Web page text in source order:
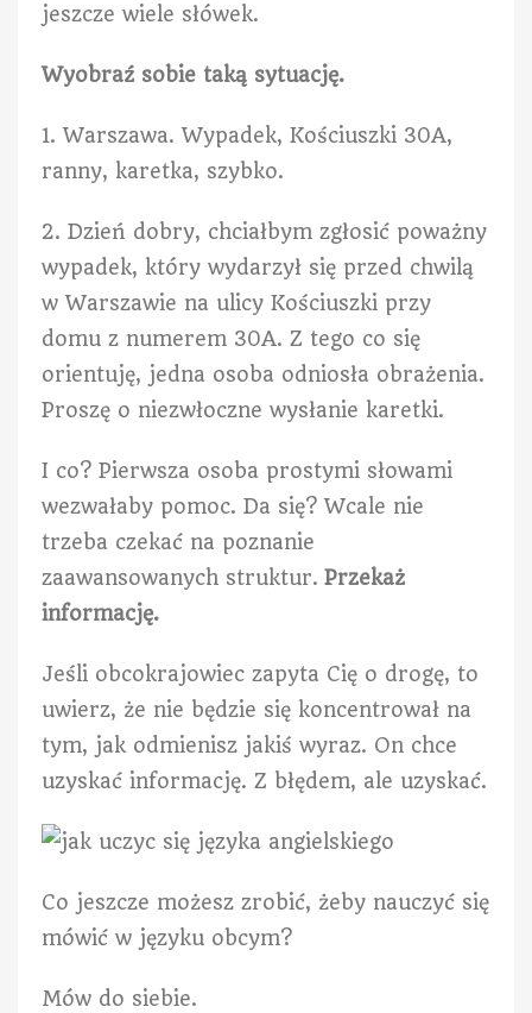
jeszcze wiele słówek.
Wyobraź sobie taką sytuację.
1. Warszawa. Wypadek, Kościuszki 30A,
ranny, karetka, szybko.
2. Dzień dobry, chciałbym zgłosić poważny
wypadek, który wydarzył się przed chwilą
w Warszawie na ulicy Kościuszki przy
domu z numerem 30A. Z tego co się
orientuję, jedna osoba odniosła obrażenia.
Proszę o niezwłoczne wysłanie karetki.
I co? Pierwsza osoba prostymi słowami
wezwałaby pomoc. Da się? Wcale nie
trzeba czekać na poznanie
zaawansowanych struktur. Przekaż
informację.
Jeśli obcokrajowiec zapyta Cię o drogę, to
uwierz, że nie będzie się koncentrował na
tym, jak odmienisz jakiś wyraz. On chce
uzyskać informację. Z błędem, ale uzyskać.
Co jeszcze możesz zrobić, żeby nauczyć się
mówić w języku obcym?
Mów do siebie.